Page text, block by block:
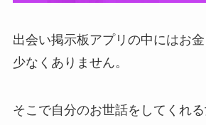
出会い掲示板アプリの中にはお
少なくありません。
そこで自分のお世話をしてくれ